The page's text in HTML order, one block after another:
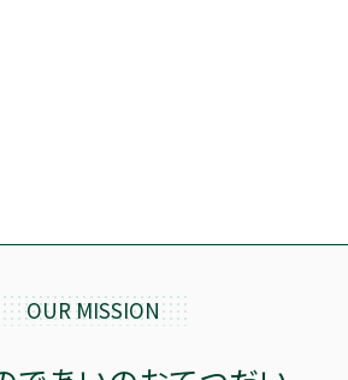
OUR MISSION